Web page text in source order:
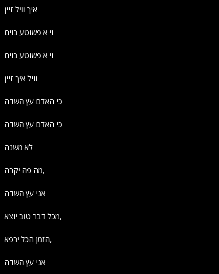
איך וויל זיין
וי א פשוטע בוים
וי א פשוטע בוים
וויל איך זיין
כי האדם עץ השדה
כי האדם עץ השדה
לא משנה
מה פה יקרה,
אני עץ השדה
מכל דבר טוב יוצא,
הזמן הכל ירפא,
אני עץ השדה